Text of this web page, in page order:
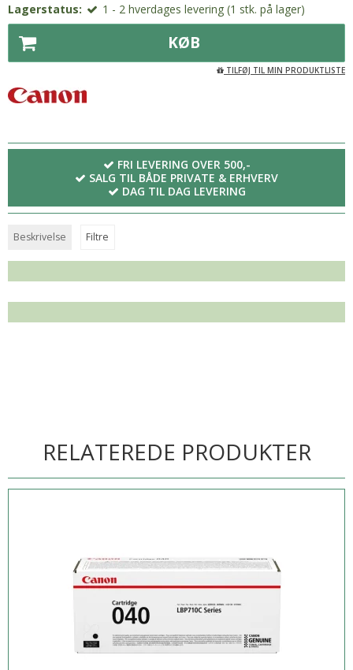
Lagerstatus:
1 - 2 hverdages levering (1 stk. på lager)
KØB
TILFØJ TIL MIN PRODUKTLISTE
FRI LEVERING OVER 500,-
SALG TIL BÅDE PRIVATE & ERHVERV
DAG TIL DAG LEVERING
Beskrivelse Filtre
RELATEREDE PRODUKTER